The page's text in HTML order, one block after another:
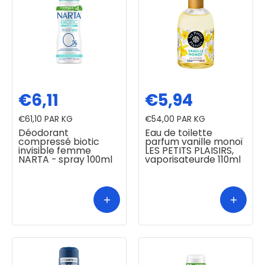
Déodorant
compressé biotic
invisible femme
NARTA - spray 100ml
€6,11
€61,10 PAR KG
Eau de toilette
parfum vanille monoï
LES PETITS PLAISIRS,
vaporisateurde 110ml
€5,94
€54,00 PAR KG